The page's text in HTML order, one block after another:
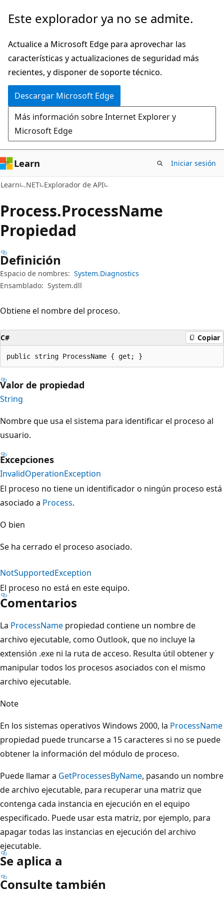
Ir
contenido
principal
Ir
la
navegación
en
la
página
Este explorador ya no se admite.
Actualice a Microsoft Edge para aprovechar las
características y actualizaciones de seguridad más
recientes, y disponer de soporte técnico.
Descargar Microsoft Edge
Más información sobre Internet Explorer y
Microsoft Edge
Learn Iniciar sesión
Learn .NET Explorador de API
Process.ProcessName
Propiedad
Definición
Espacio de nombres: System.Diagnostics
Ensamblado: System.dll
Obtiene el nombre del proceso.
C# Copiar
public string ProcessName { get; }
Valor de propiedad
String
Nombre que usa el sistema para identificar el proceso al
usuario.
Excepciones
InvalidOperationException
El proceso no tiene un identificador o ningún proceso está
asociado a Process.
O bien
Se ha cerrado el proceso asociado.
NotSupportedException
El proceso no está en este equipo.
Comentarios
La ProcessName propiedad contiene un nombre de
archivo ejecutable, como Outlook, que no incluye la
extensión .exe ni la ruta de acceso. Resulta útil obtener y
manipular todos los procesos asociados con el mismo
archivo ejecutable.
Note
En los sistemas operativos Windows 2000, la ProcessName
propiedad puede truncarse a 15 caracteres si no se puede
obtener la información del módulo de proceso.
Puede llamar a GetProcessesByName, pasando un nombre
de archivo ejecutable, para recuperar una matriz que
contenga cada instancia en ejecución en el equipo
especificado. Puede usar esta matriz, por ejemplo, para
apagar todas las instancias en ejecución del archivo
ejecutable.
Se aplica a
Consulte también